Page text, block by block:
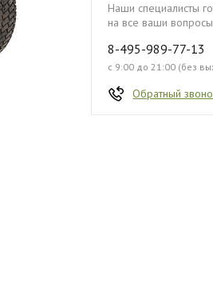
Наши специалисты
на все ваши
8-495-989-77-13
с 9:00 до 21:00 (без
Обратный